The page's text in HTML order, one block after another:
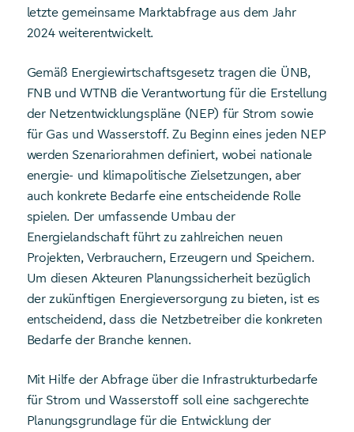
letzte gemeinsame Marktabfrage aus dem Jahr
2024 weiterentwickelt.
Gemäß Energiewirtschaftsgesetz tragen die ÜNB,
FNB und WTNB die Verantwortung für die Erstellung
der Netzentwicklungspläne (NEP) für Strom sowie
für Gas und Wasserstoff. Zu Beginn eines jeden NEP
werden Szenariorahmen definiert, wobei nationale
energie- und klimapolitische Zielsetzungen, aber
auch konkrete Bedarfe eine entscheidende Rolle
spielen. Der umfassende Umbau der
Energielandschaft führt zu zahlreichen neuen
Projekten, Verbrauchern, Erzeugern und Speichern.
Um diesen Akteuren Planungssicherheit bezüglich
der zukünftigen Energieversorgung zu bieten, ist es
entscheidend, dass die Netzbetreiber die konkreten
Bedarfe der Branche kennen.
Mit Hilfe der Abfrage über die Infrastrukturbedarfe
für Strom und Wasserstoff soll eine sachgerechte
Planungsgrundlage für die Entwicklung der